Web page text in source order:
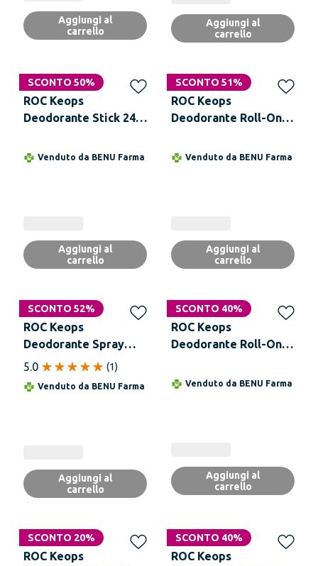
Aggiungi al
carrello
Aggiungi al
carrello
SCONTO 50%
ROC Keops
Deodorante Stick 24h
Venduto da BENU Farma
Aggiungi al
carrello
SCONTO 51%
ROC Keops
Deodorante Roll-On
Venduto da BENU Farma
Aggiungi al
carrello
SCONTO 52%
ROC Keops
Deodorante Spray
Secco 48h 150 ml
5.0 (1)
Venduto da BENU Farma
Aggiungi al
carrello
SCONTO 40%
ROC Keops
Deodorante Roll-On
ml
Venduto da BENU Farma
Aggiungi al
carrello
SCONTO 20%
ROC Keops
SCONTO 40%
ROC Keops